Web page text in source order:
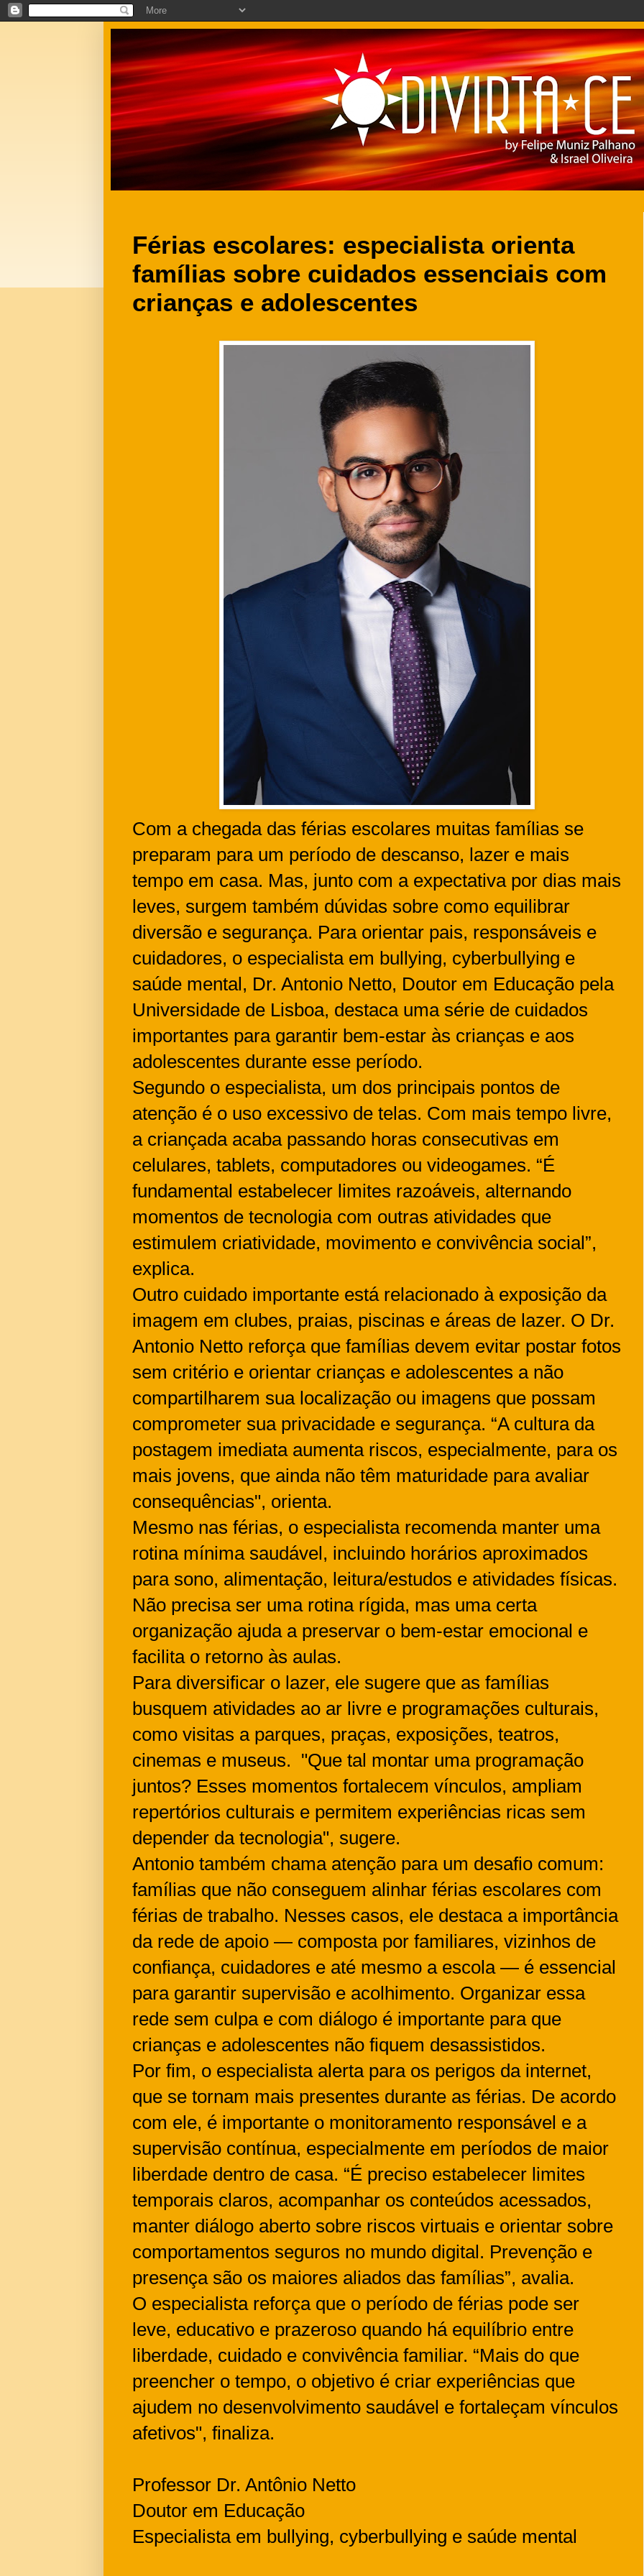
Férias escolares: especialista orienta
famílias sobre cuidados essenciais com
crianças e adolescentes
Com a chegada das férias escolares muitas famílias se
preparam para um período de descanso, lazer e mais
tempo em casa. Mas, junto com a expectativa por dias mais
leves, surgem também dúvidas sobre como equilibrar
diversão e segurança. Para orientar pais, responsáveis e
cuidadores, o especialista em bullying, cyberbullying e
saúde mental, Dr. Antonio Netto, Doutor em Educação pela
Universidade de Lisboa, destaca uma série de cuidados
importantes para garantir bem-estar às crianças e aos
adolescentes durante esse período.
Segundo o especialista, um dos principais pontos de
atenção é o uso excessivo de telas. Com mais tempo livre,
a criançada acaba passando horas consecutivas em
celulares, tablets, computadores ou videogames. “É
fundamental estabelecer limites razoáveis, alternando
momentos de tecnologia com outras atividades que
estimulem criatividade, movimento e convivência social”,
explica.
Outro cuidado importante está relacionado à exposição da
imagem em clubes, praias, piscinas e áreas de lazer. O Dr.
Antonio Netto reforça que famílias devem evitar postar fotos
sem critério e orientar crianças e adolescentes a não
compartilharem sua localização ou imagens que possam
comprometer sua privacidade e segurança. “A cultura da
postagem imediata aumenta riscos, especialmente, para os
mais jovens, que ainda não têm maturidade para avaliar
consequências", orienta.
Mesmo nas férias, o especialista recomenda manter uma
rotina mínima saudável, incluindo horários aproximados
para sono, alimentação, leitura/estudos e atividades físicas.
Não precisa ser uma rotina rígida, mas uma certa
organização ajuda a preservar o bem-estar emocional e
facilita o retorno às aulas.
Para diversificar o lazer, ele sugere que as famílias
busquem atividades ao ar livre e programações culturais,
como visitas a parques, praças, exposições, teatros,
cinemas e museus. "Que tal montar uma programação
juntos? Esses momentos fortalecem vínculos, ampliam
repertórios culturais e permitem experiências ricas sem
depender da tecnologia", sugere.
Antonio também chama atenção para um desafio comum:
famílias que não conseguem alinhar férias escolares com
férias de trabalho. Nesses casos, ele destaca a importância
da rede de apoio — composta por familiares, vizinhos de
confiança, cuidadores e até mesmo a escola — é essencial
para garantir supervisão e acolhimento. Organizar essa
rede sem culpa e com diálogo é importante para que
crianças e adolescentes não fiquem desassistidos.
Por fim, o especialista alerta para os perigos da internet,
que se tornam mais presentes durante as férias. De acordo
com ele, é importante o monitoramento responsável e a
supervisão contínua, especialmente em períodos de maior
liberdade dentro de casa. “É preciso estabelecer limites
temporais claros, acompanhar os conteúdos acessados,
manter diálogo aberto sobre riscos virtuais e orientar sobre
comportamentos seguros no mundo digital. Prevenção e
presença são os maiores aliados das famílias”, avalia.
O especialista reforça que o período de férias pode ser
leve, educativo e prazeroso quando há equilíbrio entre
liberdade, cuidado e convivência familiar. “Mais do que
preencher o tempo, o objetivo é criar experiências que
ajudem no desenvolvimento saudável e fortaleçam vínculos
afetivos", finaliza.
Professor Dr. Antônio Netto
Doutor em Educação
Especialista em bullying, cyberbullying e saúde mental